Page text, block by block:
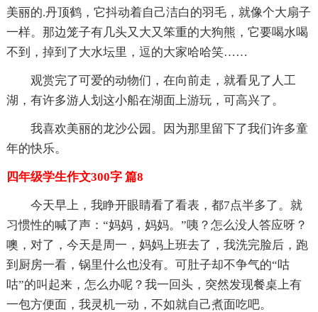
美丽的.丹顶鹤，它抖动着自己洁白的羽毛，就像个大扇子
一样。那边笼子有几头又大又笨重的大狗熊，它要喝水喝
不到，掉到了大水坛里，逗的大家哈哈笑……
观赏完了可爱的动物们，在向前走，就看见了人工
湖，有许多游人划这小船在湖面上游玩，可高兴了。
我喜欢美丽的龙沙公园。因为那里留下了我们许多童
年的快乐。
四年级学生作文300字 篇8
今天早上，我睁开眼睛看了看表，都7点半多了。就
习惯性的喊了声：“妈妈，妈妈。”咦？怎么没人答应呀？
噢，对了，今天是周一，妈妈上班去了，我洗完脸后，跑
到厨房一看，锅里什么也没有。可肚子却不争气的“咕
咕”的叫起来，怎么办呢？我一回头，突然发现餐桌上有
一包方便面，我灵机一动，不如就自己煮面吃吧。